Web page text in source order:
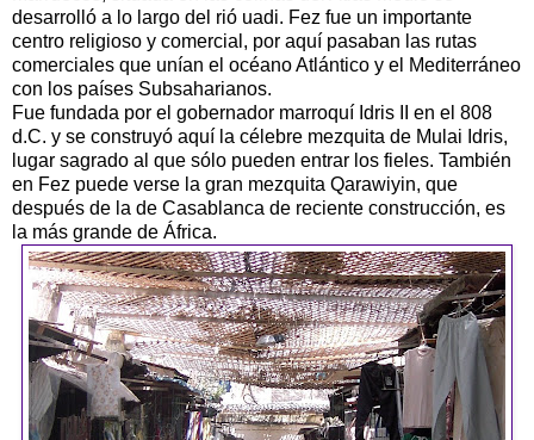
desarrolló a lo largo del rió uadi. Fez fue un importante
centro religioso y comercial, por aquí pasaban las rutas
comerciales que unían el océano Atlántico y el Mediterráneo
con los países Subsaharianos.
Fue fundada por el gobernador marroquí Idris II en el 808
d.C. y se construyó aquí la célebre mezquita de Mulai Idris,
lugar sagrado al que sólo pueden entrar los fieles. También
en Fez puede verse la gran mezquita Qarawiyin, que
después de la de Casablanca de reciente construcción, es
la más grande de África.